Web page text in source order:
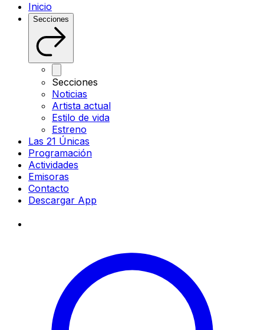
Inicio
Secciones
Secciones
Noticias
Artista actual
Estilo de vida
Estreno
Las 21 Únicas
Programación
Actividades
Emisoras
Contacto
Descargar App